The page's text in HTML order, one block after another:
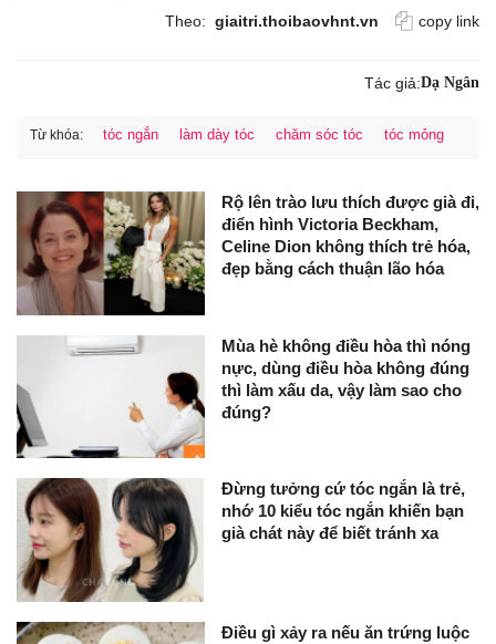
Theo: giaitri.thoibaovhnt.vn copy link
Tác giả:Dạ Ngân
Từ khóa: tóc ngắn làm dày tóc chăm sóc tóc tóc mỏng
Rộ lên trào lưu thích được già đi,
điển hình Victoria Beckham,
Celine Dion không thích trẻ hóa,
đẹp bằng cách thuận lão hóa
Mùa hè không điều hòa thì nóng
nực, dùng điều hòa không đúng
thì làm xấu da, vậy làm sao cho
đúng?
Đừng tưởng cứ tóc ngắn là trẻ,
nhớ 10 kiểu tóc ngắn khiến bạn
già chát này để biết tránh xa
Điều gì xảy ra nếu ăn trứng luộc